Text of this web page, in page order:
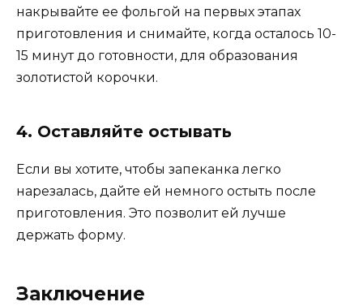
накрывайте ее фольгой на первых этапах
приготовления и снимайте, когда осталось 10-
15 минут до готовности, для образования
золотистой корочки.
4. Оставляйте остывать
Если вы хотите, чтобы запеканка легко
нарезалась, дайте ей немного остыть после
приготовления. Это позволит ей лучше
держать форму.
Заключение